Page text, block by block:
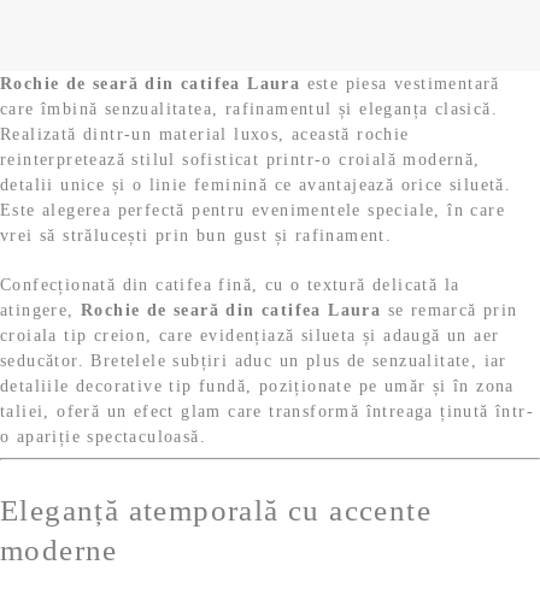
Rochie de seară din catifea Laura este piesa vestimentară
care îmbină senzualitatea, rafinamentul și eleganța clasică.
Realizată dintr-un material luxos, această rochie
reinterpretează stilul sofisticat printr-o croială modernă,
detalii unice și o linie feminină ce avantajează orice siluetă.
Este alegerea perfectă pentru evenimentele speciale, în care
vrei să strălucești prin bun gust și rafinament.
Confecționată din catifea fină, cu o textură delicată la
atingere,Rochie de seară din catifea Laura se remarcă prin
croiala tip creion, care evidențiază silueta și adaugă un aer
seducător. Bretelele subțiri aduc un plus de senzualitate, iar
detaliile decorative tip fundă, poziționate pe umăr și în zona
taliei, oferă un efect glam care transformă întreaga ținută într-
o apariție spectaculoasă.
Eleganță atemporală cu accente
moderne